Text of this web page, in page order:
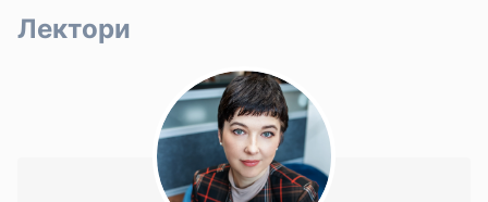
Лектори